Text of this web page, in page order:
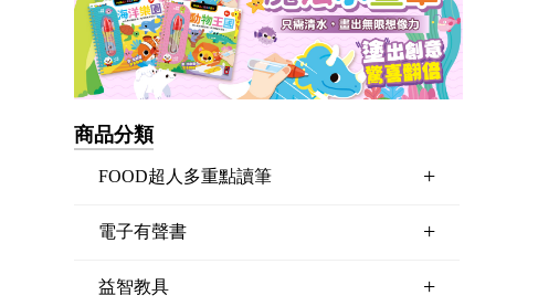
商品分類
FOOD超人多重點讀筆 +
電子有聲書 +
益智教具 +